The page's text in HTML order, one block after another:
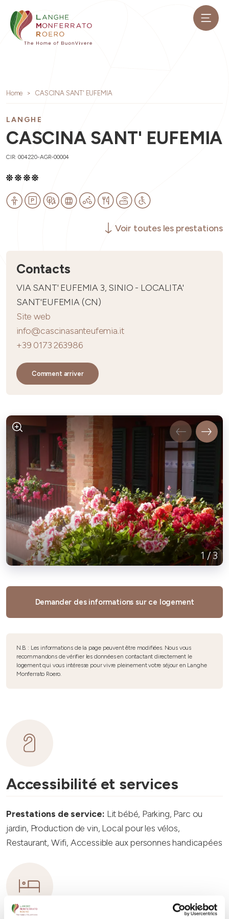
Home CASCINA SANT' EUFEMIA
LANGHE
CASCINA SANT' EUFEMIA
CIR: 004220-AGR-00004
Voir toutes les prestations
Contacts
VIA SANT' EUFEMIA 3, SINIO - LOCALITA'
SANT'EUFEMIA (CN)
Site web
info@cascinasanteufemia.it
+39 0173 263986
Comment arriver
1/3
Demander des informations sur ce logement
N.B. : Les informations de la page peuvent être modifiées. Nous vous
recommandons de vérifier les données en contactant directement le
logement qui vous intéresse pour vivre pleinement votre séjour en Langhe
Monferrato Roero.
Accessibilité et services
Prestations de service: Lit bébé, Parking, Parc ou
jardin, Production de vin, Local pour les vélos,
Restaurant, Wifi, Accessible aux personnes handicapées